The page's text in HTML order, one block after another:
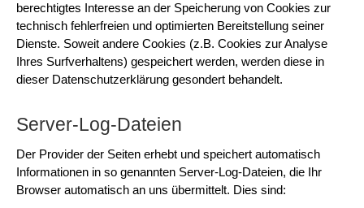
berechtigtes Interesse an der Speicherung von Cookies zur
technisch fehlerfreien und optimierten Bereitstellung seiner
Dienste. Soweit andere Cookies (z.B. Cookies zur Analyse
Ihres Surfverhaltens) gespeichert werden, werden diese in
dieser Datenschutzerklärung gesondert behandelt.
Server-Log-Dateien
Der Provider der Seiten erhebt und speichert automatisch
Informationen in so genannten Server-Log-Dateien, die Ihr
Browser automatisch an uns übermittelt. Dies sind: